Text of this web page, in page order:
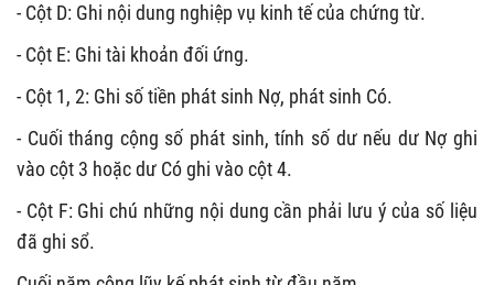
- Cột D: Ghi nội dung nghiệp vụ kinh tế của chứng từ.
- Cột E: Ghi tài khoản đối ứng.
- Cột 1, 2: Ghi số tiền phát sinh Nợ, phát sinh Có.
- Cuối tháng cộng số phát sinh, tính số dư nếu dư Nợ ghi
vào cột 3 hoặc dư Có ghi vào cột 4.
- Cột F: Ghi chú những nội dung cần phải lưu ý của số liệu
đã ghi sổ.